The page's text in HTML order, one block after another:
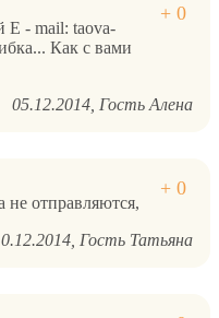
E - mail: taova-
Как с вами
05.12.2014 Гость Алена
не отправляются,
Гость Татьяна